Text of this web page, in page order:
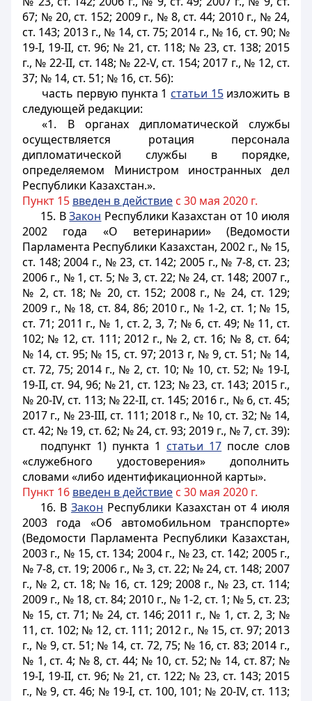
67; № 20, ст. 152; 2009 г., № 8, ст. 44; 2010 г., № 24,
ст. 143; 2013 г., № 14, ст. 75; 2014 г., № 16, ст. 90; №
19-I, 19-II, ст. 96; № 21, ст. 118; № 23, ст. 138; 2015
г., № 22-II, ст. 148; № 22-V, ст. 154; 2017 г., № 12, ст.
37; № 14, ст. 51; № 16, ст. 56):
часть первую пункта 1 статьи 15изложить в
следующей редакции:
«1. В органах дипломатической службы
осуществляется ротация персонала
дипломатической службы в порядке,
определяемом Министром иностранных дел
Республики Казахстан.».
Пункт 15 введен в действие с 30 мая 2020 г.
15. ВЗакон Республики Казахстан от 10 июля
2002 года «О ветеринарии» (Ведомости
Парламента Республики Казахстан, 2002 г., № 15,
ст. 148; 2004 г., № 23, ст. 142; 2005 г., № 7-8, ст. 23;
2006 г., № 1, ст. 5; № 3, ст. 22; № 24, ст. 148; 2007 г.,
№ 2, ст. 18; № 20, ст. 152; 2008 г., № 24, ст. 129;
2009 г., № 18, ст. 84, 86; 2010 г., № 1-2, ст. 1; № 15,
ст. 71; 2011 г., № 1, ст. 2, 3, 7; № 6, ст. 49; № 11, ст.
102; № 12, ст. 111; 2012 г., № 2, ст. 16; № 8, ст. 64;
№ 14, ст. 95; № 15, ст. 97; 2013 г, № 9, ст. 51; № 14,
ст. 72, 75; 2014 г., № 2, ст. 10; № 10, ст. 52; № 19-I,
19-II, ст. 94, 96; № 21, ст. 123; № 23, ст. 143; 2015 г.,
№ 20-IV, ст. 113; № 22-II, ст. 145; 2016 г., № 6, ст. 45;
2017 г., № 23-III, ст. 111; 2018 г., № 10, ст. 32; № 14,
ст. 42; № 19, ст. 62; № 24, ст. 93; 2019 г., № 7, ст. 39):
подпункт 1) пункта 1 статьи 17 после слов
«служебного удостоверения» дополнить
словами «либо идентификационной карты».
Пункт 16 введен в действие с 30 мая 2020 г.
16. ВЗакон Республики Казахстан от 4 июля
2003 года «Об автомобильном транспорте»
(Ведомости Парламента Республики Казахстан,
2003 г., № 15, ст. 134; 2004 г., № 23, ст. 142; 2005 г.,
№ 7-8, ст. 19; 2006 г., № 3, ст. 22; № 24, ст. 148; 2007
г., № 2, ст. 18; № 16, ст. 129; 2008 г., № 23, ст. 114;
2009 г., № 18, ст. 84; 2010 г., № 1-2, ст. 1; № 5, ст. 23;
№ 15, ст. 71; № 24, ст. 146; 2011 г., № 1, ст. 2, 3; №
11, ст. 102; № 12, ст. 111; 2012 г., № 15, ст. 97; 2013
г., № 9, ст. 51; № 14, ст. 72, 75; № 16, ст. 83; 2014 г.,
№ 1, ст. 4; № 8, ст. 44; № 10, ст. 52; № 14, ст. 87; №
19-I, 19-II, ст. 96; № 21, ст. 122; № 23, ст. 143; 2015
г., № 9, ст. 46; № 19-I, ст. 100, 101; № 20-IV, ст. 113;